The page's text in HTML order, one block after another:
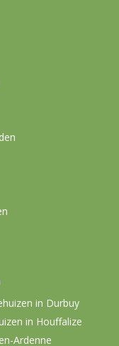
in Durbuy
in Houffalize
Ardenne